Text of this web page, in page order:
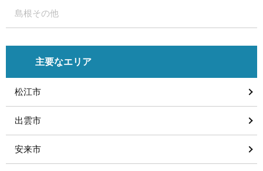
島根その他
主要なエリア
松江市
出雲市
安来市